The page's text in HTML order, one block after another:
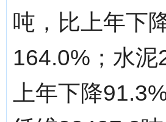
吨，比上年下
164.0%；水
上年下降